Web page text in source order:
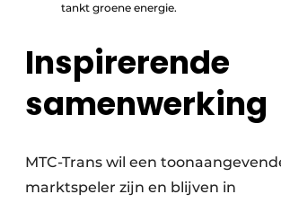
tankt groene energie.
Inspirerende
samenwerking
MTC-Trans wil een
marktspeler zijn en blijven in